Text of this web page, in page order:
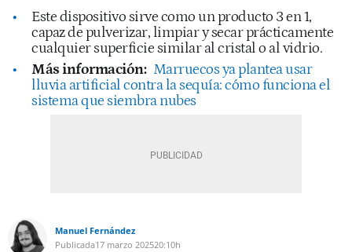
Este dispositivo sirve como un producto 3 en 1,
capaz de pulverizar, limpiar y secar prácticamente
cualquier superficie similar al cristal o al vidrio.
Más información: Marruecos ya plantea usar
lluvia artificial contra la sequía: cómo funciona el
sistema que siembra nubes
Manuel Fernández
Publicada17 marzo 202520:10h